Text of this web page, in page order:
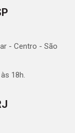
- Centro - São
18h.